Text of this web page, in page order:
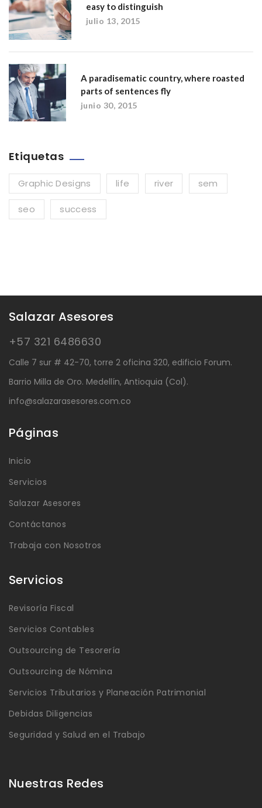
easy to distinguish
julio 13, 2015
A paradisematic country, where roasted
parts of sentences fly
junio 30, 2015
Etiquetas
Graphic Designs life river sem
seo success
Salazar Asesores
+57 321 6486630
Calle 7 sur # 42-70, torre 2 oficina 320, edificio Forum.
Barrio Milla de Oro. Medellín, Antioquia (Col).
info@salazarasesores.com.co
Páginas
Inicio
Servicios
Salazar Asesores
Contáctanos
Trabaja con Nosotros
Servicios
Revisoría Fiscal
Servicios Contables
Outsourcing de Tesorería
Outsourcing de Nómina
Servicios Tributarios y Planeación Patrimonial
Debidas Diligencias
Seguridad y Salud en el Trabajo
Nuestras Redes